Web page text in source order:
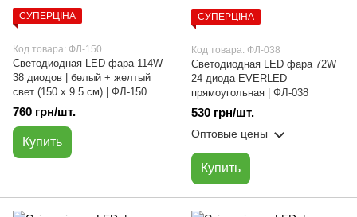
СУПЕРЦІНА
Код товара: ФЛ-150
Светодиодная LED фара 114W
38 диодов | белый + желтый
свет (150 х 9.5 см) | ФЛ-150
760 грн/шт.
Купить
СУПЕРЦІНА
Код товара: ФЛ-038
Светодиодная LED фара 72W
24 диода EVERLED
прямоугольная | ФЛ-038
530 грн/шт.
Оптовые цены
Купить